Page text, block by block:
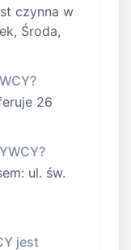
czynna w
Środa,
26
ul. św.
jest